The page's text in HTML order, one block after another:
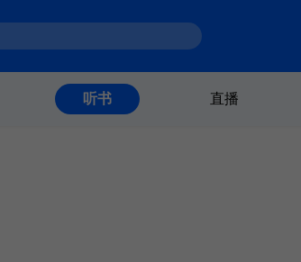
听书 直播